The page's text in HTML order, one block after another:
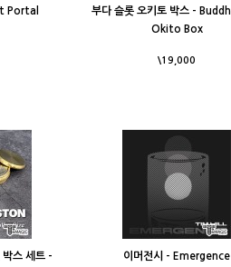
Portal
부다 슬롯 오키토 박스 -
Okito Box
\19,000
박스 세트 -
이머전시 - Emergence